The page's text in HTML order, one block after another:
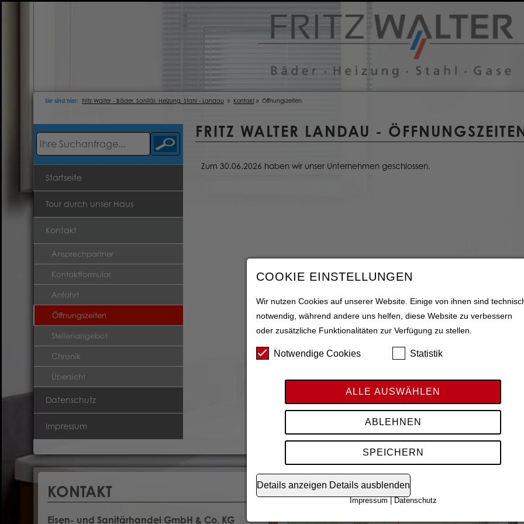
Sie sind hier: Fritz Walter - Bäder, Sanitär, Heizung, Stahl - Landau » Kontakt » Öffnungszeiten
Startseite
Tour durch unser Haus
Kontakt
Ansprechpartner
Kontaktformular
Anfahrt
Öffnungszeiten
Stellenangebot
Chronik
Übersicht
Datenschutz
Impressum
FRITZ WALTER LANDAU -
Zum 30.06.2026 haben wir unser Unternehmen geschlossen.
KONTAKT
Eisen- und Sanitärhandel GmbH & Co. KG
ANFAHRT
COOKIE EINSTELLUNGEN
Wir nutzen Cookies auf unserer Website. Einige von ihnen sind
notwendig, während andere uns helfen, diese Website zu verbessern
oder zusätzliche Funktionalitäten zur Verfügung zu stellen.
Notwendige Cookies Statistik
ALLE AUSWÄHLEN
ABLEHNEN
SPEICHERN
Details anzeigen Details ausblenden
Impressum|Datenschutz